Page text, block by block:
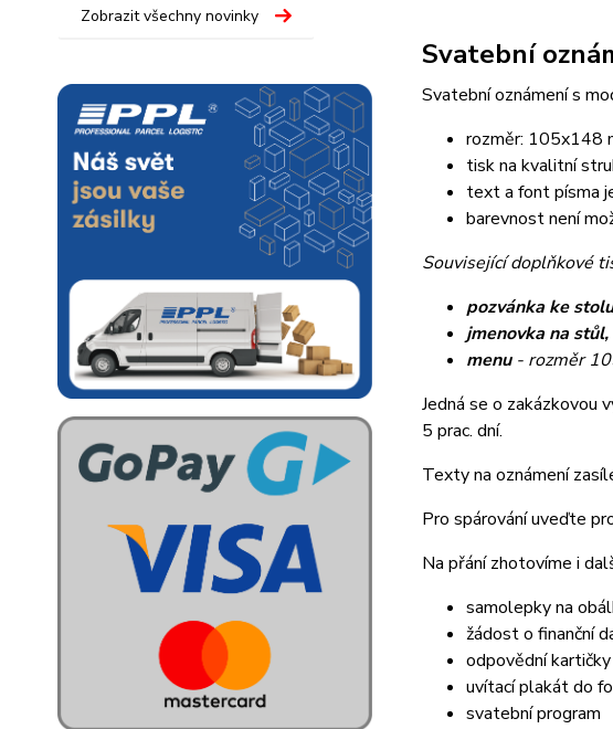
Zobrazit všechny novinky
Svatební
Svatební oznámení s
rozměr: 105x148
tisk na kvalitní
text a font písma
barevnost není
Související doplňkové
pozvánka ke stolu
jmenovka na stůl,
menu- rozměr
Jedná se o zakázkovou
5 prac. dní.
Texty na oznámení
Pro spárování uveďte
Na přání zhotovíme i
samolepky na
žádost o finanční
odpovědní kartičky
uvítací plakát do
svatební program